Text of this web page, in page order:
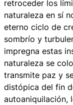
retroceder los
naturaleza en sí
eterno ciclo de
sombrío y
impregna estas
naturaleza se
transmite paz y
distópica del fin
autoaniquilación,